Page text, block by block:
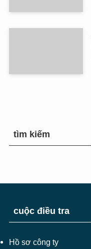
tìm kiếm
cuộc điều tra
Hồ sơ công ty